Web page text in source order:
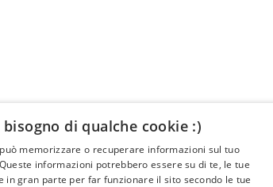
About
di qualche cookie :)
memorizzare o recuperare informazioni sul tuo
informazioni potrebbero essere su di te, le tue
gran parte per far funzionare il sito secondo le tue